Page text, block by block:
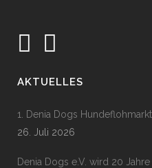
AKTUELLES
1. Denia Dogs Hundeflohmarkt
26. Juli 2026
Denia Dogs e.V. wird 20 Jahre